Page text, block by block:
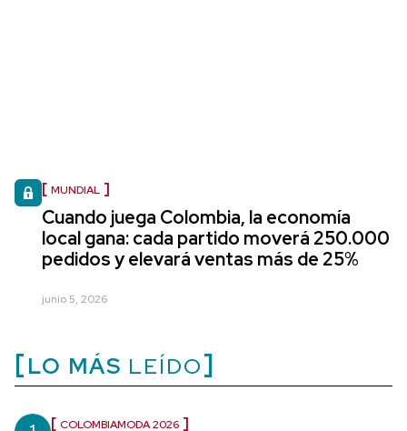
MUNDIAL
Cuando juega Colombia, la economía
local gana: cada partido moverá 250.000
pedidos y elevará ventas más de 25%
junio 5, 2026
LO MÁS LEÍDO
COLOMBIAMODA 2026